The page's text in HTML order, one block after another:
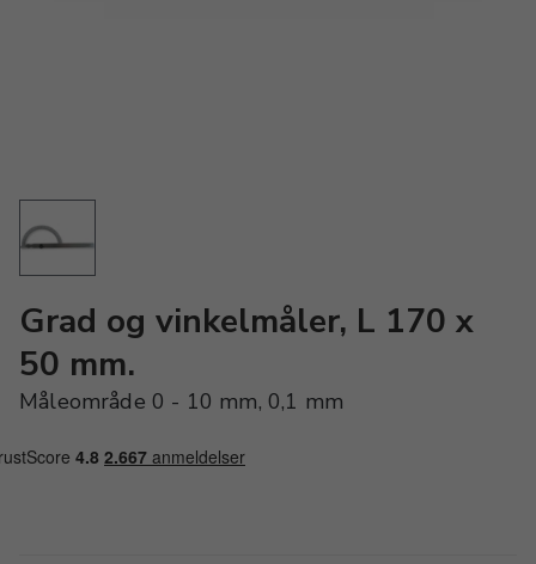
Grad og vinkelmåler, L 170 x
50 mm.
Måleområde 0 - 10 mm, 0,1 mm